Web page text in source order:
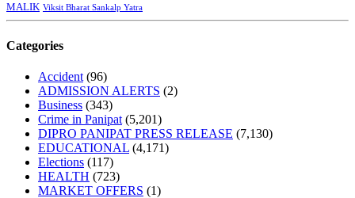
MALIK Viksit Bharat Sankalp Yatra
Categories
Accident (96)
ADMISSION ALERTS (2)
Business (343)
Crime in Panipat (5,201)
DIPRO PANIPAT PRESS RELEASE (7,130)
EDUCATIONAL (4,171)
Elections (117)
HEALTH (723)
MARKET OFFERS (1)